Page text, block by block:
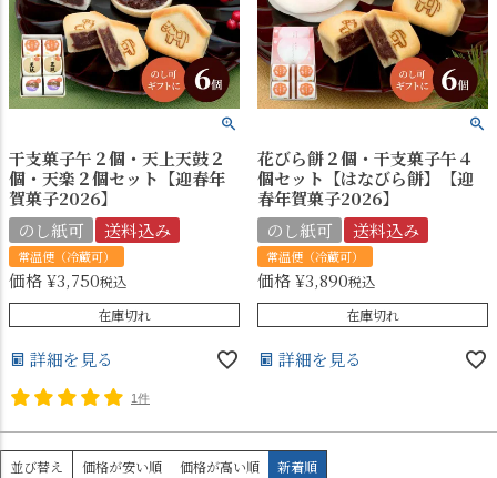
干支菓子午２個・天上天鼓２
個・天楽２個セット【迎春年
賀菓子2026】
のし紙可
送料込み
常温便（冷蔵可）
価格¥3,750税込
在庫切れ
詳細を見る
1件
花びら餅２個・干支菓子午４
個セット【はなびら餅】【迎
春年賀菓子2026】
のし紙可
送料込み
常温便（冷蔵可）
価格¥3,890税込
在庫切れ
詳細を見る
並び替え 価格が安い順 価格が高い順 新着順